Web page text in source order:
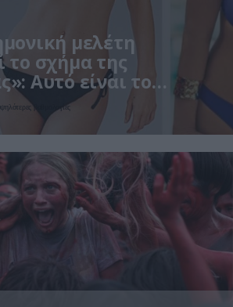
μελέτη
το σχήμα της
Αυτό είναι το
σώμα
βαθμολογίες